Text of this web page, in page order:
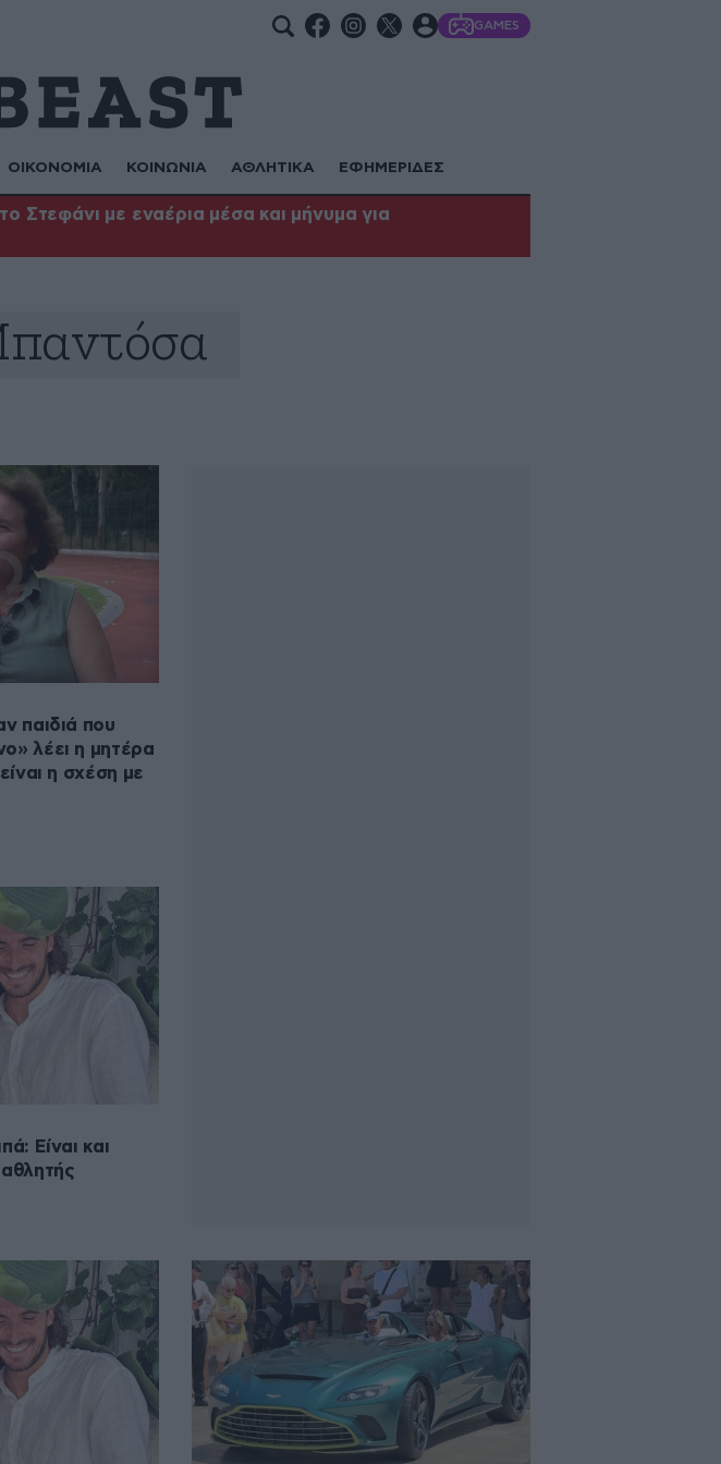
GAMES
ΟΙΚΟΝΟΜΙΑ ΚΟΙΝΩΝΙΑ ΑΘΛΗΤΙΚΑ ΕΦΗΜΕΡΙΔΕΣ
Στεφάνι με εναέρια μέσα και μήνυμα για
παιδιά που
λέει η μητέρα
η σχέση με
Είναι και